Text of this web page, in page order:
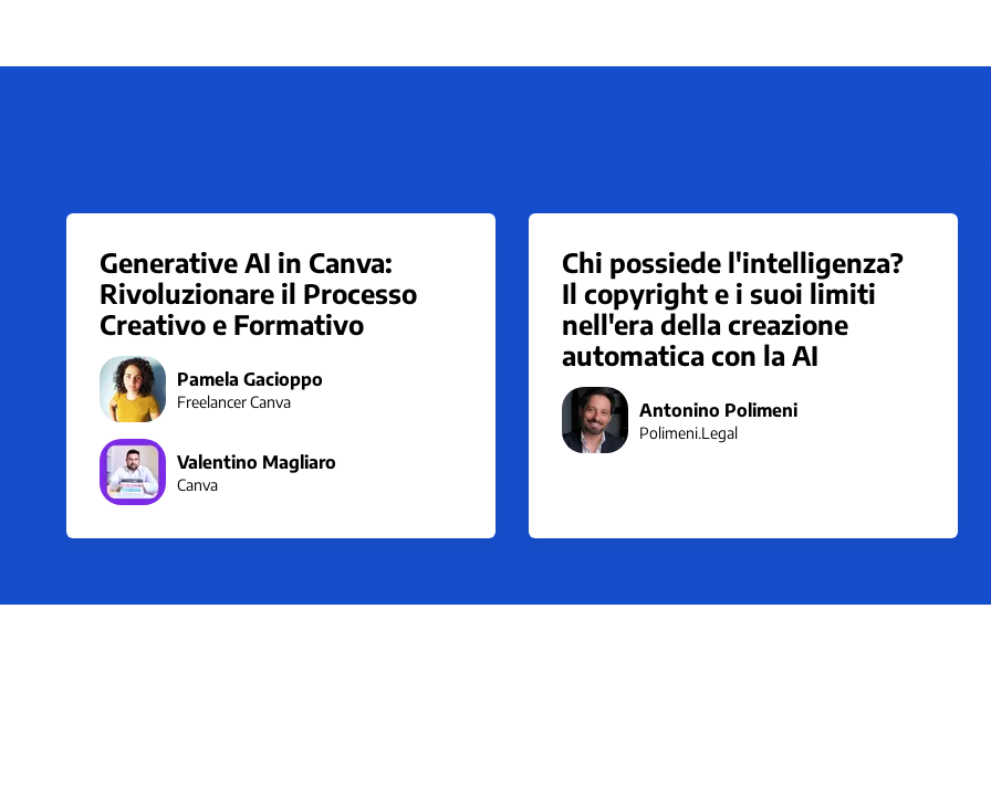
Generative AI in Canva:
Rivoluzionare il Processo
Creativo e Formativo
Pamela Gacioppo
Freelancer Canva
Valentino Magliaro
Canva
Chi possiede l'intelligenza?
Il copyright e i suoi limiti
nell'era della creazione
automatica con la AI
Antonino Polimeni
Polimeni.Legal